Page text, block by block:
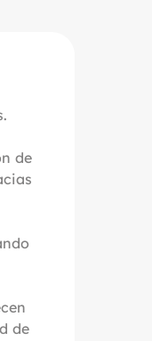
de
de